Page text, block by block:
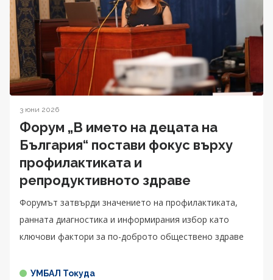
3 юни 2026
Форум „В името на децата на
България“ постави фокус върху
профилактиката и
репродуктивното здраве
Форумът затвърди значението на профилактиката,
ранната диагностика и информирания избор като
ключови фактори за по-доброто обществено здраве
УМБАЛ Токуда